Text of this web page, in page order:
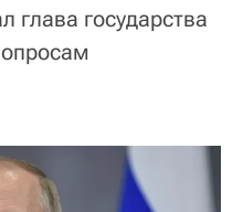
глава государства